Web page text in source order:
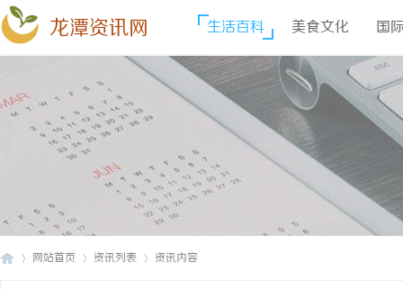
龙潭资讯网 生活百科 美食文化 国
网站首页 资讯列表 资讯内容